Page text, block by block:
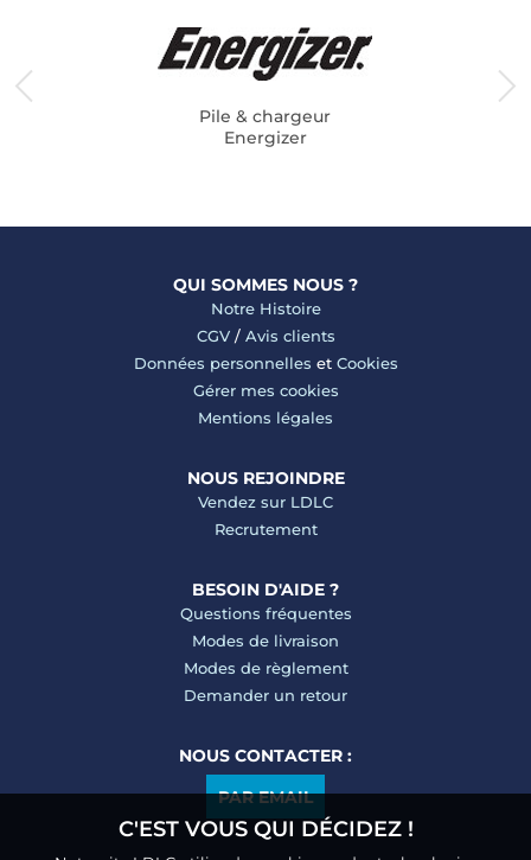
Pile & chargeur
Energizer
QUI SOMMES NOUS ?
Notre Histoire
CGV/ Avis clients
Données personnelles et Cookies
Gérer mes cookies
Mentions légales
NOUS REJOINDRE
Vendez sur LDLC
Recrutement
BESOIN D'AIDE ?
Questions fréquentes
Modes de livraison
Modes de règlement
Demander un retour
NOUS CONTACTER :
PAR EMAIL
C'EST VOUS QUI DÉCIDEZ !